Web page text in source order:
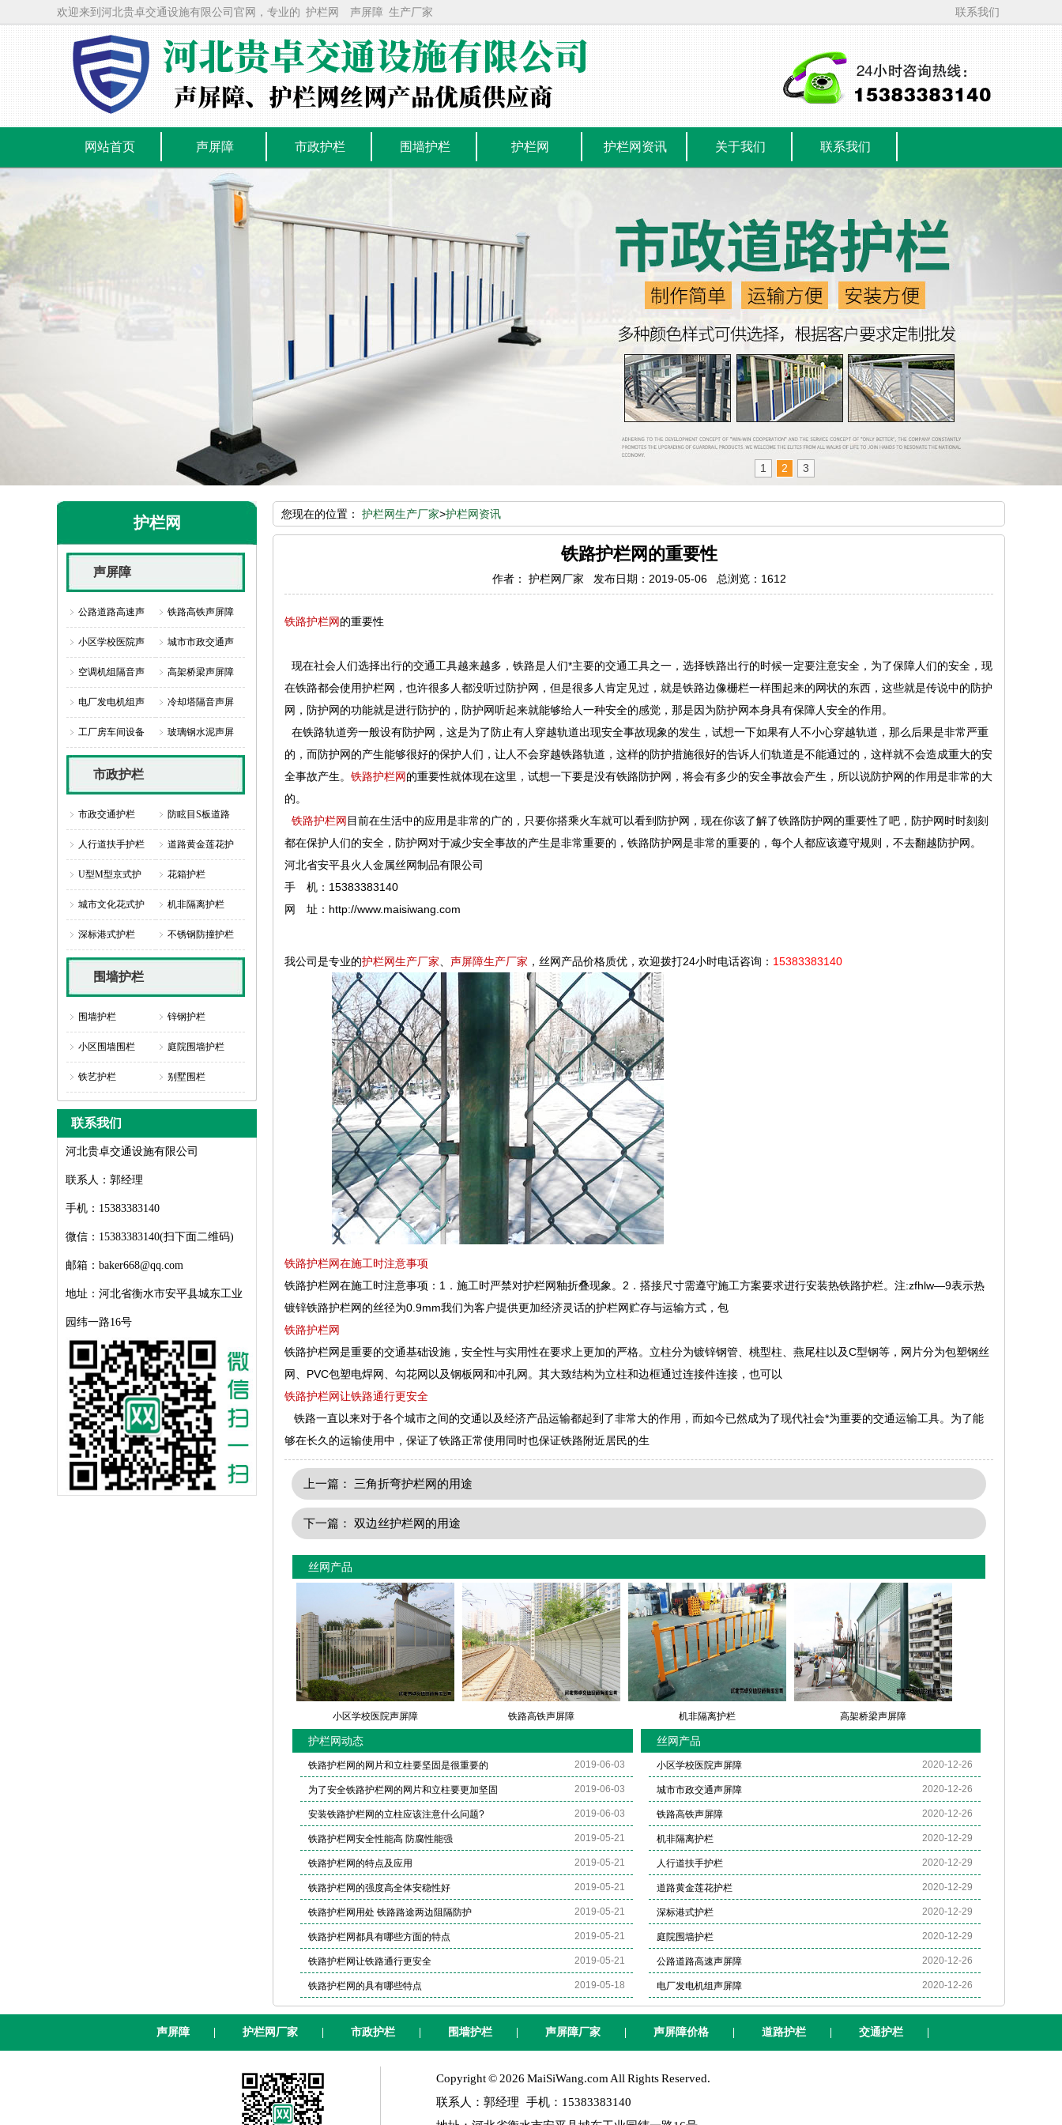
联系我们
欢迎来到河北贵卓交通设施有限公司官网，专业的 护栏网 声屏障 生产厂家
网站首页 声屏障 市政护栏 围墙护栏 护栏网 护栏网资讯 关于我们 联系我们
1 2 3
护栏网
声屏障
公路道路高速声 铁路高铁声屏障
小区学校医院声 城市市政交通声
空调机组隔音声 高架桥梁声屏障
电厂发电机组声 冷却塔隔音声屏
工厂房车间设备 玻璃钢水泥声屏
市政护栏
市政交通护栏 防眩目S板道路
人行道扶手护栏 道路黄金莲花护
U型M型京式护 花箱护栏
城市文化花式护 机非隔离护栏
深标港式护栏 不锈钢防撞护栏
围墙护栏
围墙护栏 锌钢护栏
小区围墙围栏 庭院围墙护栏
铁艺护栏 别墅围栏
联系我们
河北贵卓交通设施有限公司
联系人：郭经理
手机：15383383140
微信：15383383140(扫下面二维码)
邮箱：baker668@qq.com
地址：河北省衡水市安平县城东工业
园纬一路16号
您现在的位置： 护栏网生产厂家>护栏网资讯
铁路护栏网的重要性
作者： 护栏网厂家 发布日期：2019-05-06 总浏览： 1612
铁路护栏网的重要性
现在社会人们选择出行的交通工具越来越多，铁路是人们*主要的交通工具之一，选择铁路出行的时候一定要注意安全，为了保障人们的安全，现
在铁路都会使用护栏网，也许很多人都没听过防护网，但是很多人肯定见过，就是铁路边像栅栏一样围起来的网状的东西，这些就是传说中的防护
网，防护网的功能就是进行防护的，防护网听起来就能够给人一种安全的感觉，那是因为防护网本身具有保障人安全的作用。
在铁路轨道旁一般设有防护网，这是为了防止有人穿越轨道出现安全事故现象的发生，试想一下如果有人不小心穿越轨道，那么后果是非常严重
的，而防护网的产生能够很好的保护人们，让人不会穿越铁路轨道，这样的防护措施很好的告诉人们轨道是不能通过的，这样就不会造成重大的安
全事故产生。铁路护栏网的重要性就体现在这里，试想一下要是没有铁路防护网，将会有多少的安全事故会产生，所以说防护网的作用是非常的大
的。
铁路护栏网目前在生活中的应用是非常的广的，只要你搭乘火车就可以看到防护网，现在你该了解了铁路防护网的重要性了吧，防护网时时刻刻
都在保护人们的安全，防护网对于减少安全事故的产生是非常重要的，铁路防护网是非常的重要的，每个人都应该遵守规则，不去翻越防护网。
河北省安平县火人金属丝网制品有限公司
手 机：15383383140
网 址：http://www.maisiwang.com
我公司是专业的护栏网生产厂家 、声屏障生产厂家 ，丝网产品价格质优，欢迎拨打24小时电话咨询： 15383383140
铁路护栏网在施工时注意事项
铁路护栏网在施工时注意事项：1．施工时严禁对护栏网釉折叠现象。2．搭接尺寸需遵守施工方案要求进行安装热铁路护栏。注:zfhlw—9表示热
镀锌铁路护栏网的丝径为0.9mm我们为客户提供更加经济灵话的护栏网贮存与运输方式，包
铁路护栏网
铁路护栏网是重要的交通基础设施，安全性与实用性在要求上更加的严格。立柱分为镀锌钢管、桃型柱、燕尾柱以及C型钢等，网片分为包塑钢丝
网、PVC包塑电焊网、勾花网以及钢板网和冲孔网。其大致结构为立柱和边框通过连接件连接，也可以
铁路护栏网让铁路通行更安全
铁路一直以来对于各个城市之间的交通以及经济产品运输都起到了非常大的作用，而如今已然成为了现代社会*为重要的交通运输工具。为了能
够在长久的运输使用中，保证了铁路正常使用同时也保证铁路附近居民的生
上一篇： 三角折弯护栏网的用途
下一篇：双边丝护栏网的用途
丝网产品
小区学校医院声屏障 铁路高铁声屏障 机非隔离护栏 高架桥梁声屏障
护栏网动态
2019-06-03
铁路护栏网的网片和立柱要坚固是很重要的
2019-06-03
为了安全铁路护栏网的网片和立柱要更加坚固
2019-06-03
安装铁路护栏网的立柱应该注意什么问题?
2019-05-21
铁路护栏网安全性能高 防腐性能强
2019-05-21
铁路护栏网的特点及应用
2019-05-21
铁路护栏网的强度高全体安稳性好
2019-05-21
铁路护栏网用处 铁路路途两边阻隔防护
2019-05-21
铁路护栏网都具有哪些方面的特点
2019-05-21
铁路护栏网让铁路通行更安全
2019-05-18
铁路护栏网的具有哪些特点
丝网产品
2020-12-26
小区学校医院声屏障
2020-12-26
城市市政交通声屏障
2020-12-26
铁路高铁声屏障
2020-12-29
机非隔离护栏
2020-12-29
人行道扶手护栏
2020-12-29
道路黄金莲花护栏
2020-12-29
深标港式护栏
2020-12-29
庭院围墙护栏
2020-12-26
公路道路高速声屏障
2020-12-26
电厂发电机组声屏障
声屏障 护栏网厂家 市政护栏 围墙护栏 声屏障厂家 声屏障价格 道路护栏 交通护栏
Copyright © 2026 MaiSiWang.com All Rights Reserved.
联系人：郭经理 手机：15383383140